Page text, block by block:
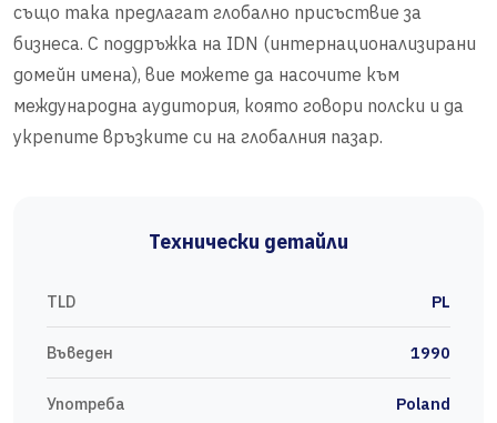
също така предлагат глобално присъствие за
бизнеса. С поддръжка на IDN (интернационализирани
домейн имена), вие можете да насочите към
международна аудитория, която говори полски и да
укрепите връзките си на глобалния пазар.
Технически детайли
TLD PL
Въведен 1990
Употреба Poland